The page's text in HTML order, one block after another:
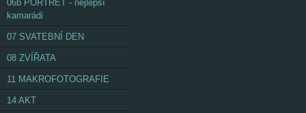
06b PORTRÉT - nejlepší
kamarádi
07 SVATEBNÍ DEN
08 ZVÍŘATA
11 MAKROFOTOGRAFIE
14 AKT